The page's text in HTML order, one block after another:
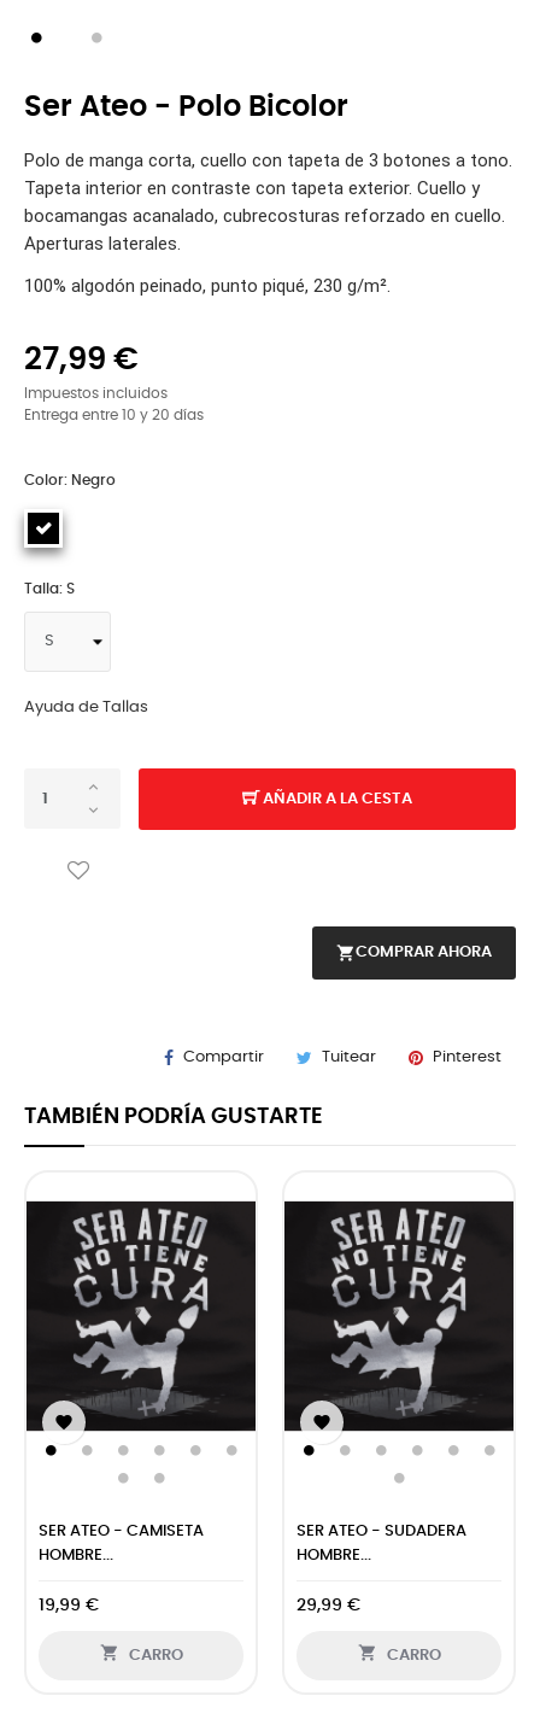
Ser Ateo - Polo Bicolor
Polo de manga corta, cuello con tapeta de 3 botones a tono.
Tapeta interior en contraste con tapeta exterior. Cuello y
bocamangas acanalado, cubrecosturas reforzado en cuello.
Aperturas laterales.
100% algodón peinado, punto piqué, 230 g/m².
27,99 €
Impuestos incluidos
Entrega entre 10 y 20 días
Color: Negro
Talla: S
Ayuda de Tallas
AÑADIR A LA CESTA
shopping_cartCOMPRAR AHORA
Compartir Tuitear Pinterest
TAMBIÉN PODRÍA GUSTARTE

SER ATEO - CAMISETA
HOMBRE...
19,99 €
 CARRO

SER ATEO - SUDADERA
HOMBRE...
29,99 €
 CARRO